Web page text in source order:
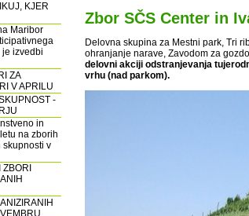
KJER
Maribor
izvedbi
ZA
V APRILU
-
in
na zborih
v
Zbor SČS Center in
Delovna skupina za Mestni park, Tri
ohranjanje narave, Zavodom za
delovni akciji odstranjevanja
vrhu (nad parkom).